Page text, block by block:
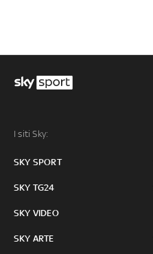
I siti Sky:
SKY SPORT
SKY TG24
SKY VIDEO
SKY ARTE